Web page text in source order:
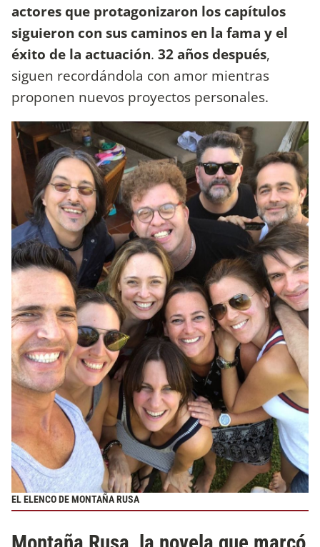
actores que protagonizaron los capítulos
siguieron con sus caminos en la fama y el
éxito de la actuación. 32 años después,
siguen recordándola con amor mientras
proponen nuevos proyectos personales.
EL ELENCO DE MONTAÑA RUSA